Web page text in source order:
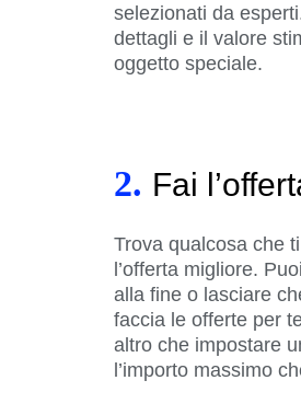
selezionati da
dettagli e il valore
oggetto speciale.
2. Fai
Trova qualcosa che
l’offerta migliore.
alla fine o lasciare
faccia le offerte per
altro che impostare
l’importo massimo